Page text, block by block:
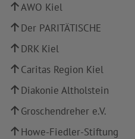
AWO Kiel
Der PARITÄTISCHE
DRK Kiel
Caritas Region Kiel
Diakonie Altholstein
Groschendreher e.V.
Howe-Fiedler-Stiftung